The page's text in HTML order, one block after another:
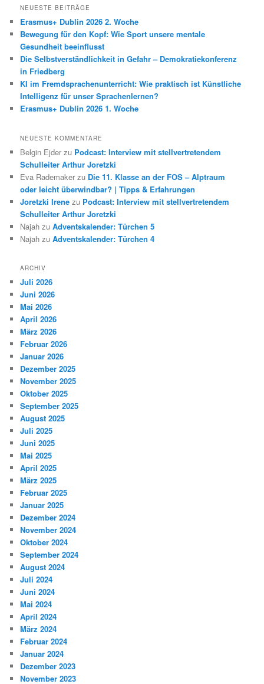
h
n
NEUESTE BEITRÄGE
Erasmus+ Dublin 2026 2. Woche
Bewegung für den Kopf: Wie Sport unsere mentale
Gesundheit beeinflusst
Die Selbstverständlichkeit in Gefahr – Demokratiekonferenz
in Friedberg
KI im Fremdsprachenunterricht: Wie praktisch ist Künstliche
Intelligenz für unser Sprachenlernen?
Erasmus+ Dublin 2026 1. Woche
NEUESTE KOMMENTARE
Belgin Ejder zu Podcast: Interview mit stellvertretendem
Schulleiter Arthur Joretzki
Eva Rademaker zu Die 11. Klasse an der FOS – Alptraum
oder leicht überwindbar? | Tipps & Erfahrungen
Joretzki Irene zu Podcast: Interview mit stellvertretendem
Schulleiter Arthur Joretzki
Najah zuAdventskalender: Türchen 5
Najah zuAdventskalender: Türchen 4
ARCHIV
Juli 2026
Juni 2026
Mai 2026
April 2026
März 2026
Februar 2026
Januar 2026
Dezember 2025
November 2025
Oktober 2025
September 2025
August 2025
Juli 2025
Juni 2025
Mai 2025
April 2025
März 2025
Februar 2025
Januar 2025
Dezember 2024
November 2024
Oktober 2024
September 2024
August 2024
Juli 2024
Juni 2024
Mai 2024
April 2024
März 2024
Februar 2024
Januar 2024
Dezember 2023
November 2023